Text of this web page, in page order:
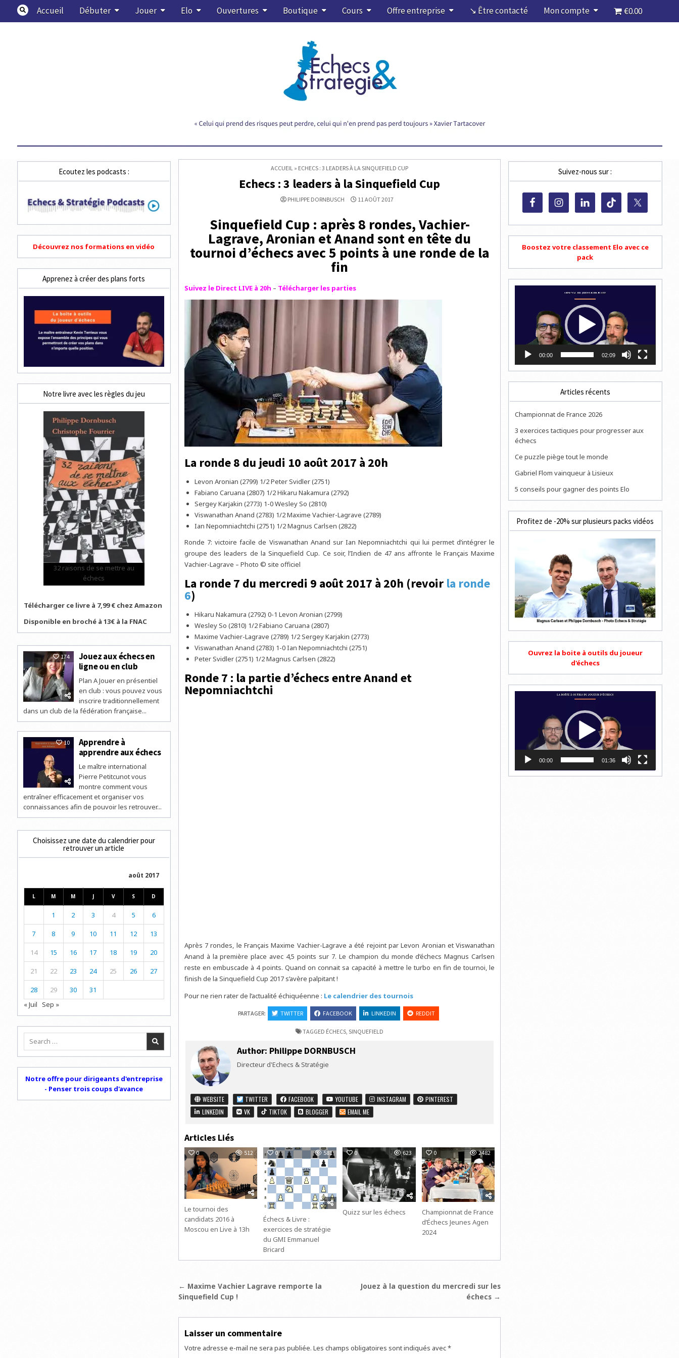
content
Accueil Débuter Jouer Elo Ouvertures Boutique Cours Offre entreprise ↘ Être contacté Mon compte €0.00
ACCUEIL » ECHECS : 3 LEADERS À LA SINQUEFIELD CUP
Echecs : 3 leaders à la Sinquefield Cup
PHILIPPE DORNBUSCH 11 AOÛT 2017
Sinquefield Cup : après 8 rondes, Vachier-
Lagrave, Aronian et Anand sont en tête du
tournoi d’échecs avec 5 points à une ronde de la
fin
Suivez le Direct LIVE à 20h – Télécharger les parties
La ronde 8 du jeudi 10 août 2017 à 20h
Levon Aronian (2799) 1/2 Peter Svidler (2751)
Fabiano Caruana (2807) 1/2 Hikaru Nakamura (2792)
Sergey Karjakin (2773) 1-0 Wesley So (2810)
Viswanathan Anand (2783) 1/2 Maxime Vachier-Lagrave (2789)
Ian Nepomniachtchi (2751) 1/2 Magnus Carlsen (2822)
Ronde 7: victoire facile de Viswanathan Anand sur Ian Nepomniachtchi qui lui permet d’intégrer le
groupe des leaders de la Sinquefield Cup. Ce soir, l’Indien de 47 ans affronte le Français Maxime
Vachier-Lagrave – Photo © site officiel
La ronde 7 du mercredi 9 août 2017 à 20h (revoir la ronde
6)
Hikaru Nakamura (2792) 0-1 Levon Aronian (2799)
Wesley So (2810) 1/2 Fabiano Caruana (2807)
Maxime Vachier-Lagrave (2789) 1/2 Sergey Karjakin (2773)
Viswanathan Anand (2783) 1-0 Ian Nepomniachtchi (2751)
Peter Svidler (2751) 1/2 Magnus Carlsen (2822)
Ronde 7 : la partie d’échecs entre Anand et
Nepomniachtchi
Après 7 rondes, le Français Maxime Vachier-Lagrave a été rejoint par Levon Aronian et Viswanathan
Anand à la première place avec 4,5 points sur 7. Le champion du monde d’échecs Magnus Carlsen
reste en embuscade à 4 points. Quand on connait sa capacité à mettre le turbo en fin de tournoi, le
finish de la Sinquefield Cup 2017 s’avère palpitant !
Pour ne rien rater de l’actualité échiquéenne : Le calendrier des tournois
PARTAGER: TWITTER FACEBOOK LINKEDIN REDDIT
TAGGED ÉCHECS SINQUEFIELD
Author: Philippe DORNBUSCH
Directeur d'Echecs & Stratégie
WEBSITE TWITTER FACEBOOK YOUTUBE INSTAGRAM
PINTEREST
LINKEDIN
VK TIKTOK BLOGGER EMAIL ME
Articles Liés
0 512
Le tournoi des
candidats 2016 à
Moscou en Live à 13h
0 581
Échecs & Livre :
exercices de stratégie
du GMI Emmanuel
Bricard
0 623
Quizz sur les échecs
0 2482
Championnat de France
d’Échecs Jeunes Agen
2024
Navigation
de
l’article
Jouez à la question du mercredi sur les
échecs →
← Maxime Vachier Lagrave remporte la
Sinquefield Cup !
Laisser un commentaire
Votre adresse e-mail ne sera pas publiée. Les champs obligatoires sont indiqués avec*
Ecoutez les podcasts :
Découvrez nos formations en vidéo
Apprenez à créer des plans forts
Notre livre avec les règles du jeu
32 raisons de se mettre au
échecs
Télécharger ce livre à 7,99 € chez Amazon
Disponible en broché à 13€ à la FNAC
174
Jouez aux échecs en
ligne ou en club
Plan A Jouer en présentiel
en club : vous pouvez vous
inscrire traditionnellement
dans un club de la fédération française...
10
Apprendre à
apprendre aux échecs
Le maître international
Pierre Petitcunot vous
montre comment vous
entraîner efficacement et organiser vos
connaissances afin de pouvoir les retrouver...
Choisissez une date du calendrier pour
retrouver un article
août 2017
L M M J V S D
1 2 3 4 5 6
7 8 9 10 11 12 13
14 15 16 17 18 19 20
21 22 23 24 25 26 27
28 29 30
31
« Juil Sep »
Search
Notre offre pour dirigeants d'entreprise
- Penser trois coups d'avance
Suivez-nous sur :
Boostez votre classement Elo avec ce
pack
00:00 02:09
Articles récents
Championnat de France 2026
3 exercices tactiques pour progresser aux
échecs
Ce puzzle piège tout le monde
Gabriel Flom vainqueur à Lisieux
5 conseils pour gagner des points Elo
Profitez de -20% sur plusieurs packs vidéos
Ouvrez la boite à outils du joueur
d'échecs
00:00 01:36